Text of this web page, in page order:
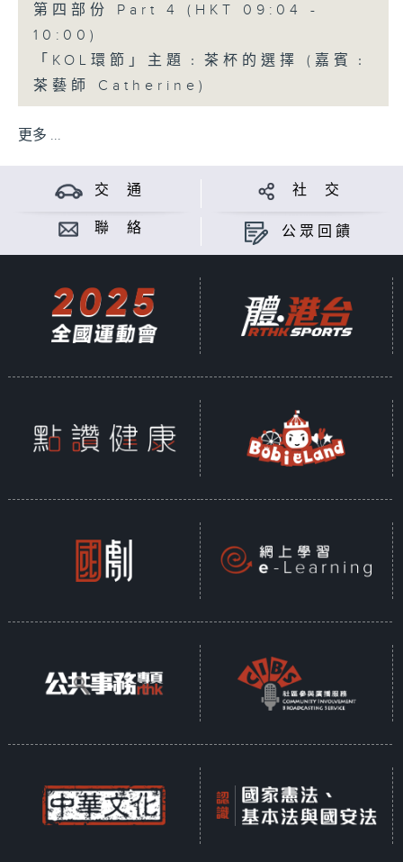
第四部份 Part 4 (HKT 09:04 -
10:00)
「KOL環節」主題﹕茶杯的選擇 (嘉賓﹕
茶藝師 Catherine)
更多 ...
交 通 社 交
聯 絡 公眾回饋